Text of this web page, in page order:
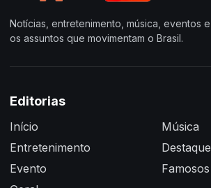
Notícias, entretenimento, música, eventos e
os assuntos que movimentam o Brasil.
Editorias
Início
Entretenimento
Evento
Música
Destaque
Famosos